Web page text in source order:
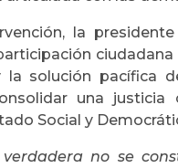
la
la solución pacífica
una
Social y
no se